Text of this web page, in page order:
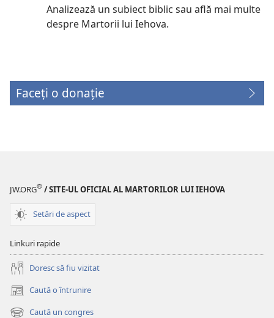
Analizează un subiect biblic sau află mai multe
despre Martorii lui Iehova.
Faceți o donație
JW.ORG® / SITE-UL OFICIAL AL MARTORILOR LUI IEHOVA
Setări de aspect
Linkuri rapide
Doresc să fiu vizitat
Caută o întrunire
(se
deschideCaută un congres